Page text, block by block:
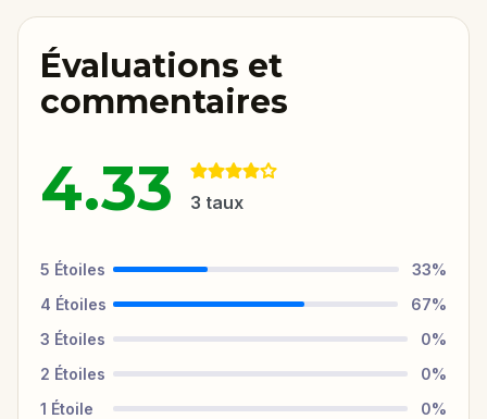
Évaluations et
commentaires
4.33 3 taux
5 Étoiles 33%
4 Étoiles 67%
3 Étoiles 0%
2 Étoiles 0%
1 Étoile 0%